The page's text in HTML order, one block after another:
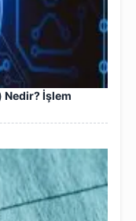
Nedir? İşlem